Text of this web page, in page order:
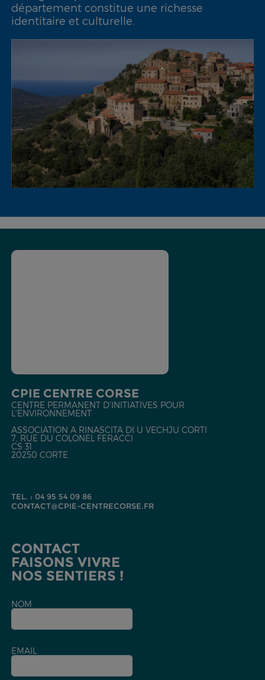
département constitue une richesse
identitaire et culturelle.
CPIE CENTRE CORSE
CENTRE PERMANENT D'INITIATIVES POUR
L'ENVIRONNEMENT
ASSOCIATION A RINASCITA DI U VECHJU CORTI
7, RUE DU COLONEL FERACCI
CS 31
20250 CORTE
TEL. : 04 95 54 09 86
CONTACT@CPIE-CENTRECORSE.FR
CONTACT
FAISONS VIVRE
NOS SENTIERS !
NOM
EMAIL